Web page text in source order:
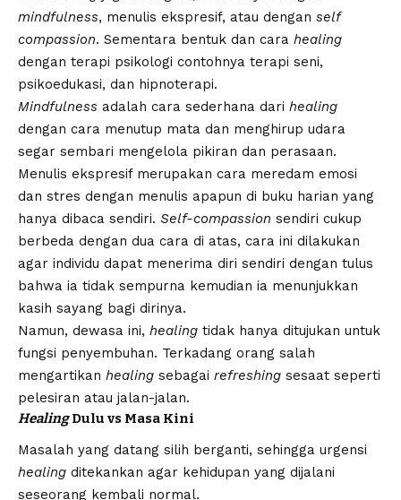
mindfulness, menulis ekspresif, atau dengan self
compassion. Sementara bentuk dan cara healing
dengan terapi psikologi contohnya terapi seni,
psikoedukasi, dan hipnoterapi.
Mindfulness adalah cara sederhana dari healing
dengan cara menutup mata dan menghirup udara
segar sembari mengelola pikiran dan perasaan.
Menulis ekspresif merupakan cara meredam emosi
dan stres dengan menulis apapun di buku harian yang
hanya dibaca sendiri. Self-compassion sendiri cukup
berbeda dengan dua cara di atas, cara ini dilakukan
agar individu dapat menerima diri sendiri dengan tulus
bahwa ia tidak sempurna kemudian ia menunjukkan
kasih sayang bagi dirinya.
Namun, dewasa ini, healing tidak hanya ditujukan untuk
fungsi penyembuhan. Terkadang orang salah
mengartikan healing sebagai refreshing sesaat seperti
pelesiran atau jalan-jalan.
HealingDulu vs Masa Kini
Masalah yang datang silih berganti, sehingga urgensi
healing ditekankan agar kehidupan yang dijalani
seseorang kembali normal.